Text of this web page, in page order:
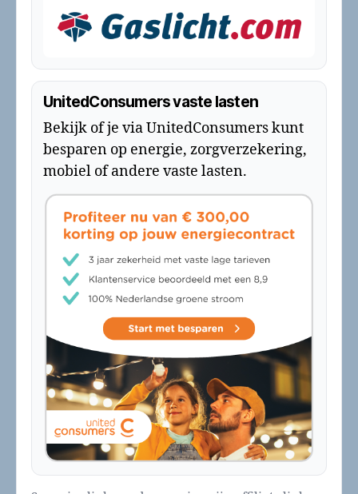
UnitedConsumers vaste lasten
Bekijk of je via UnitedConsumers kunt
besparen op energie, zorgverzekering,
mobiel of andere vaste lasten.